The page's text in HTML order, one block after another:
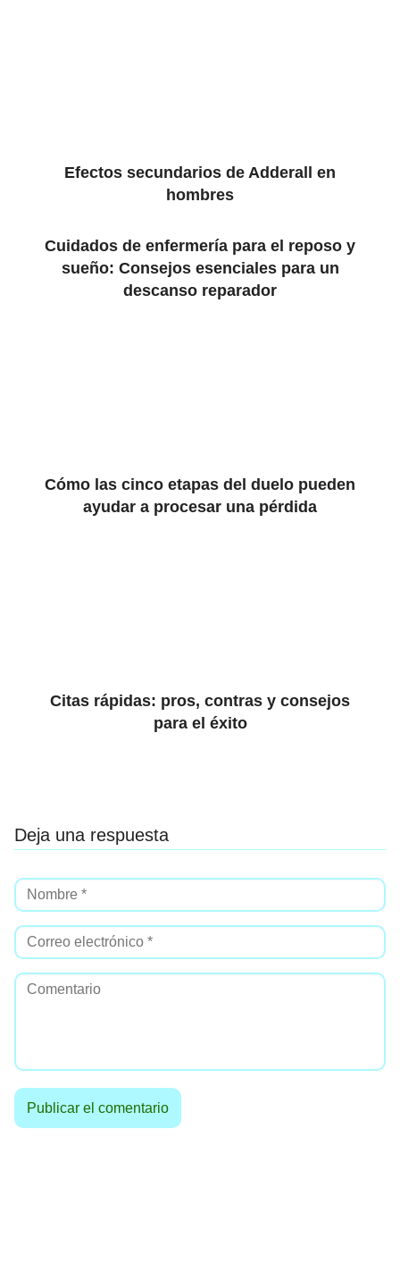
Efectos secundarios de Adderall en
hombres
Cuidados de enfermería para el reposo y
sueño: Consejos esenciales para un
descanso reparador
Cómo las cinco etapas del duelo pueden
ayudar a procesar una pérdida
Citas rápidas: pros, contras y consejos
para el éxito
Deja una respuesta